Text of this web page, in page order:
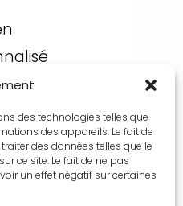
des technologies telles que
des appareils. Le fait de
des données telles que le
ce site. Le fait de ne pas
un effet négatif sur certaines
cycles